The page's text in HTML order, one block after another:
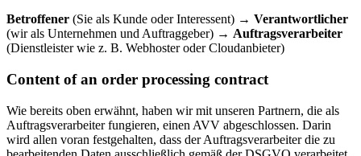
Betroffener (Sie als Kunde oder Interessent) → Verantwortlicher
(wir als Unternehmen und Auftraggeber) → Auftragsverarbeiter
(Dienstleister wie z. B. Webhoster oder Cloudanbieter)
Content of an order processing contract
Wie bereits oben erwähnt, haben wir mit unseren Partnern, die als
Auftragsverarbeiter fungieren, einen AVV abgeschlossen. Darin
wird allen voran festgehalten, dass der Auftragsverarbeiter die zu